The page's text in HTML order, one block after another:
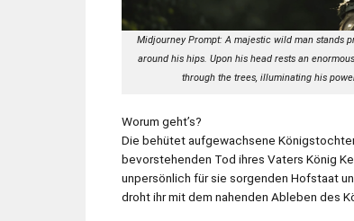
Midjourney Prompt: A majestic wild man stands
around his hips. Upon his head rests an
through the trees, illuminating his
Worum geht’s?
Die behütet aufgewachsene
bevorstehenden Tod ihres Vaters König
unpersönlich für sie sorgenden Hofstaat
droht ihr mit dem nahenden Ableben des